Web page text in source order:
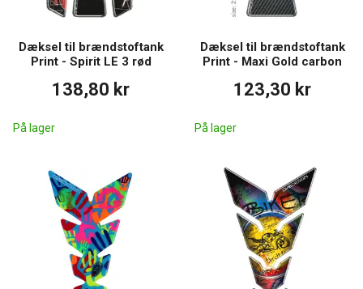
Dæksel til brændstoftank
Print - Spirit LE 3 rød
138,80 kr
På lager
Dæksel til brændstoftank
Print - Maxi Gold carbon
123,30 kr
På lager